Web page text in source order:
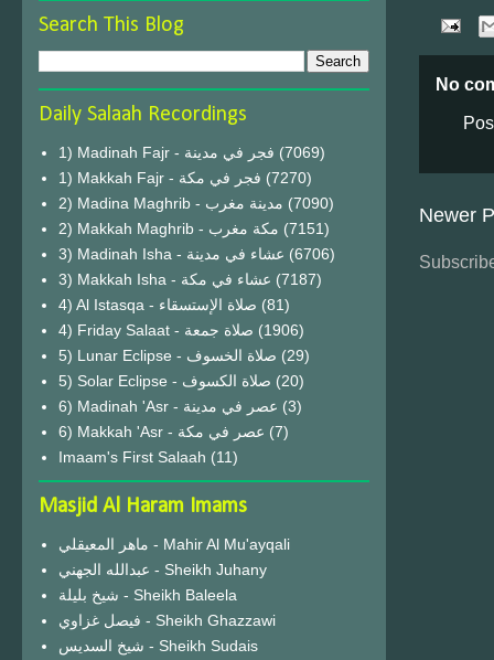
No
Newer
Search This Blog
Daily Salaah Recordings
1) Madinah Fajr - فجر في مدينة (7069)
1) Makkah Fajr - فجر في مكة (7270)
2) Madina Maghrib - مدينة مغرب (7090)
2) Makkah Maghrib - مكة مغرب (7151)
3) Madinah Isha - عشاء في مدينة (6706)
3) Makkah Isha - عشاء في مكة (7187)
4) Al Istasqa - صلاة الإستسقاء (81)
4) Friday Salaat - صلاة جمعة (1906)
5) Lunar Eclipse - صلاة الخسوف (29)
(20)
6) Madinah 'Asr - عصر في مدينة (3)
6) Makkah 'Asr - عصر في مكة (7)
Imaam's First Salaah (11)
Masjid Al Haram Imams
ماهر المعيقلي - Mahir Al Mu'ayqali
عبدالله الجهني - Sheikh Juhany
شيخ بليلة - Sheikh Baleela
فيصل غزاوي - Sheikh Ghazzawi
شيخ السديس - Sheikh Sudais